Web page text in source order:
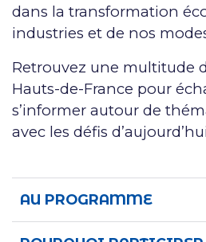
dans la transformation
industries et de nos
Retrouvez une multitude
Hauts-de-France pour
s’informer autour de
avec les défis
AU PROGRAMME